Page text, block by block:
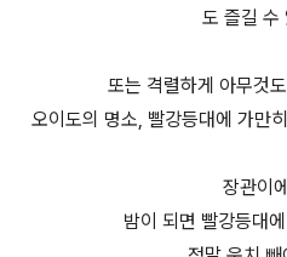
도 즐길 수
또는 격렬하게 아무것
오이도의 명소, 빨강등대에 가만
장관이
밤이 되면 빨강등대